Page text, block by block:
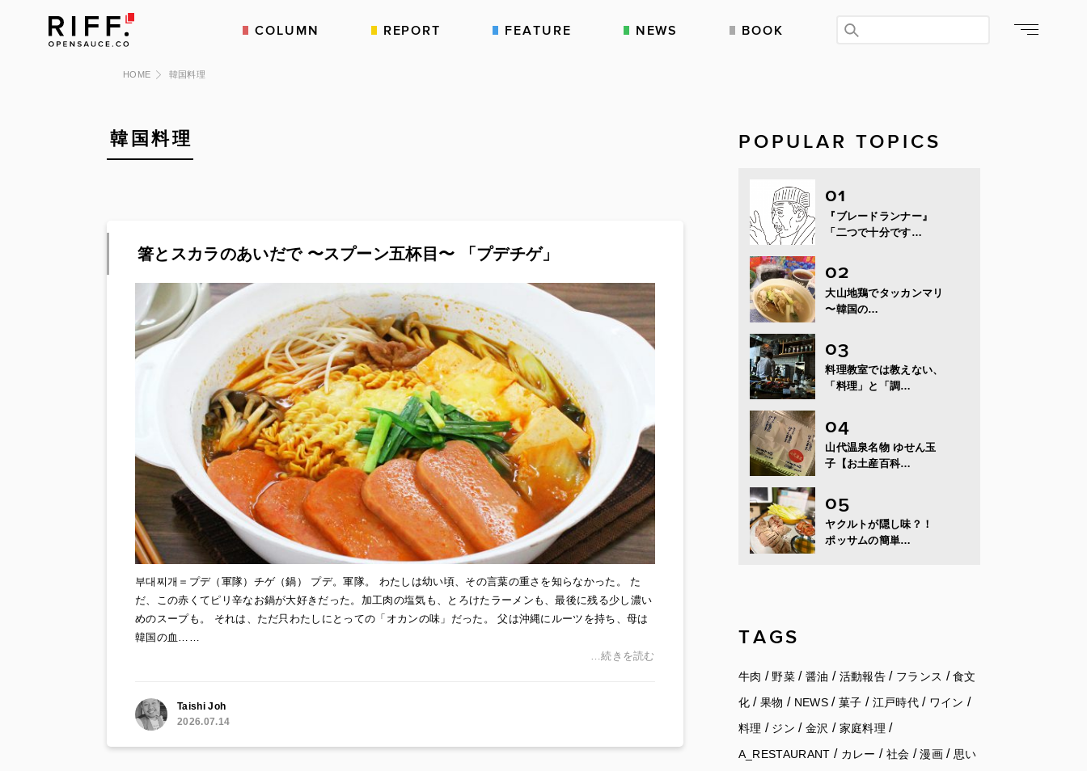
COLUMN REPORT FEATURE NEWS BOOK
HOME 韓国料理
韓国料理
箸とスカラのあいだで 〜スプーン五杯目〜 「プデチゲ」
부대찌개＝プデ（軍隊）チゲ（鍋） プデ。軍隊。 わたしは幼い頃、その言葉の重さを知らなかった。 た
だ、この赤くてピリ辛なお鍋が大好きだった。加工肉の塩気も、とろけたラーメンも、最後に残る少し濃い
めのスープも。 それは、ただ只わたしにとっての「オカンの味」だった。 父は沖縄にルーツを持ち、母は
韓国の血……
…続きを読む
Taishi Joh
2026.07.14
POPULAR TOPICS
『ブレードランナー』
「二つで十分です…
大山地鶏でタッカンマリ
〜韓国の…
料理教室では教えない、
「料理」と「調…
山代温泉名物 ゆせん玉
子【お土産百科…
ヤクルトが隠し味？！
ポッサムの簡単…
TAGS
牛肉 / 野菜 /醤油 / 活動報告/ フランス /食文
化 /果物 / NEWS / 菓子 / 江戸時代/ ワイン /
料理 / ジン /金沢 / 家庭料理 /
A_RESTAURANT / カレー / 社会 /漫画/ 思い